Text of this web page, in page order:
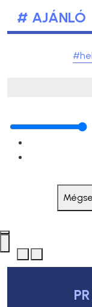
# AJÁNLÓ